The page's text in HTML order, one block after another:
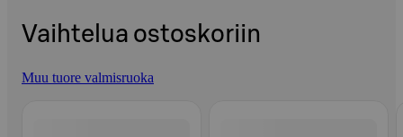
Vaihtelua ostoskoriin
Muu tuore valmisruoka